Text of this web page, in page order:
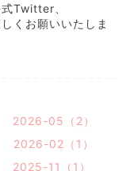
Twitter、
くお願いいたしま
2026-05（2）
2026-02（1）
2025-11（1）